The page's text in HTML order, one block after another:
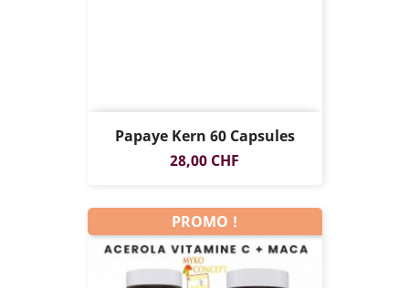
Papaye Kern 60 Capsules
Prix
28,00 CHF
PROMO !